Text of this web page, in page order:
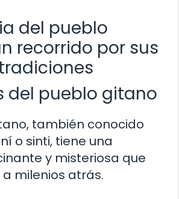
del pueblo
recorrido por sus
del pueblo gitano
también conocido
o sinti, tiene una
y misteriosa que
milenios atrás.